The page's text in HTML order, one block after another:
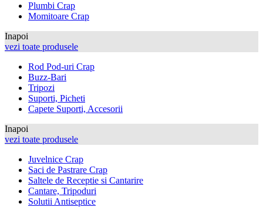
Plumbi Crap
Momitoare Crap
Inapoi
vezi toate produsele
Rod Pod-uri Crap
Buzz-Bari
Tripozi
Suporti, Picheti
Capete Suporti, Accesorii
Inapoi
vezi toate produsele
Juvelnice Crap
Saci de Pastrare Crap
Saltele de Receptie si Cantarire
Cantare, Tripoduri
Solutii Antiseptice